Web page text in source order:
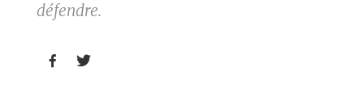
défendre.
 